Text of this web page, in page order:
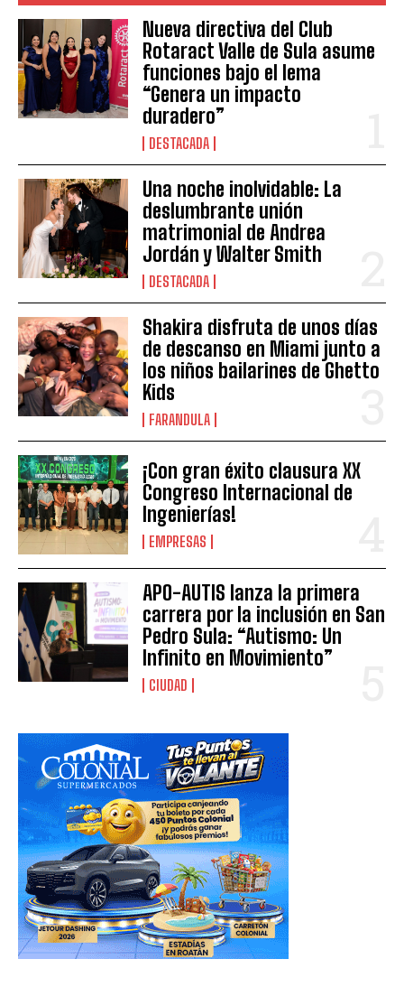
Nueva directiva del Club
Rotaract Valle de Sula asume
funciones bajo el lema
“Genera un impacto
duradero”
DESTACADA
Una noche inolvidable: La
deslumbrante unión
matrimonial de Andrea
Jordán y Walter Smith
DESTACADA
Shakira disfruta de unos días
de descanso en Miami junto a
los niños bailarines de Ghetto
Kids
FARANDULA
¡Con gran éxito clausura XX
Congreso Internacional de
Ingenierías!
EMPRESAS
APO-AUTIS lanza la primera
carrera por la inclusión en San
Pedro Sula: “Autismo: Un
Infinito en Movimiento”
CIUDAD